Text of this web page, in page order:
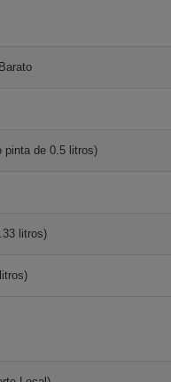
pinta de 0.5 litros)
litros)